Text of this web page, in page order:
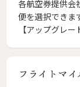
各航空券提供会
便を選択できま
【アップグレ
フライトマ